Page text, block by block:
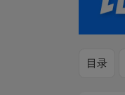
目录